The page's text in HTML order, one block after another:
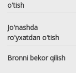
o'tish
Jo'nashda
ro'yxatdan o'tish
Bronni bekor qilish